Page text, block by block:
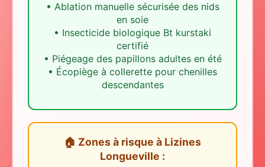
• Ablation manuelle sécurisée des nids
en soie
• Insecticide biologique Bt kurstaki
certifié
• Piégeage des papillons adultes en été
• Écopiège à collerette pour chenilles
descendantes
🏠 Zones à risque à Lizines
Longueville :